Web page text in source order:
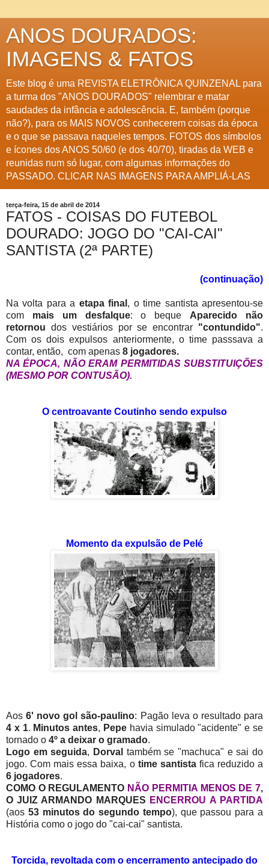
ANOS DOURADOS:
IMAGENS & FATOS
Este blog é uma REVISTA ELETRÔNICA QUINZENAL para
a turma dos "ANOS DOURADOS" relembrar e matar
saudades da infância e adolescência. E, também (porque
não?), para os MAIS NOVOS conhecerem coisas da época
e o que se passava naqueles tempos. FOTOS dos símbolos
e ícones dos ANOS 50/60 (e dos 40/70), tiradas da WEB e
reunidas num só lugar, com algumas informações do
PASSADO. CLICAR NAS IMAGENS PARA AMPLIÁ-LAS
terça-feira, 15 de abril de 2014
FATOS - COISAS DO FUTEBOL
DOURADO: JOGO DO "CAI-CAI"
SANTISTA (2ª PARTE)
(continuação)
Na volta para a etapa final , o time santista apresentou-se
com mais um desfalque: o beque Aparecido
não
retornou dos vestiários por se encontrar "contundido".
Com os dois expulsos anteriormente, o time passsava a
contar, então, com apenas 8 jogadores.
NA ÉPOCA, NÃO ERAM PERMITIDAS SUBSTITUIÇÕES
(MESMO POR CONTUSÃO).
O centroavante Coutinho sendo expulso
Momento da expulsão de Pelé
Aos6' novo gol são-paulino: Pagão leva o resultado para
4 x 1. Minutos antes, Pepe havia simulado "acidente" e se
tornado o 4º a deixar o gramado.
Logo em seguida, Dorval também se "machuca" e sai do
jogo. Com mais essa baixa, otime santistafica reduzido a
6 jogadores.
COMO O REGULAMENTO NÃO PERMITIA MENOS DE 7,
O JUIZ ARMANDO MARQUES ENCERROU A PARTIDA
(aos 53 minutos do segundo tempo), que passou para a
História como o jogo do "cai-cai" santista.
Torcida, revoltada com o encerramento antecipado do